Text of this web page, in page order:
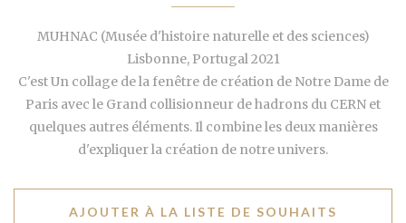
MUHNAC (Musée d'histoire naturelle et des sciences)
Lisbonne, Portugal 2021
C'est Un collage de la fenêtre de création de Notre Dame de
Paris avec le Grand collisionneur de hadrons du CERN et
quelques autres éléments. Il combine les deux manières
d'expliquer la création de notre univers.
AJOUTER À LA LISTE DE SOUHAITS